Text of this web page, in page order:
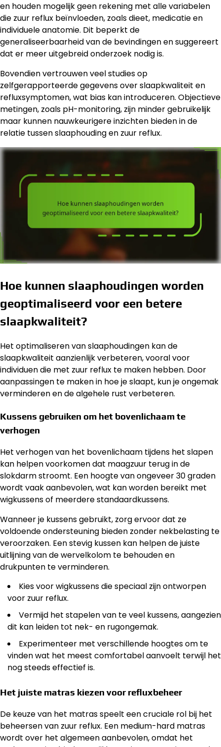
en houden mogelijk geen rekening met alle variabelen
die zuur reflux beïnvloeden, zoals dieet, medicatie en
individuele anatomie. Dit beperkt de
generaliseerbaarheid van de bevindingen en suggereert
dat er meer uitgebreid onderzoek nodig is.
Bovendien vertrouwen veel studies op
zelfgerapporteerde gegevens over slaapkwaliteit en
refluxsymptomen, wat bias kan introduceren. Objectieve
metingen, zoals pH-monitoring, zijn minder gebruikelijk
maar kunnen nauwkeurigere inzichten bieden in de
relatie tussen slaaphouding en zuur reflux.
Hoe kunnen slaaphoudingen worden
geoptimaliseerd voor een betere
slaapkwaliteit?
Het optimaliseren van slaaphoudingen kan de
slaapkwaliteit aanzienlijk verbeteren, vooral voor
individuen die met zuur reflux te maken hebben. Door
aanpassingen te maken in hoe je slaapt, kun je ongemak
verminderen en de algehele rust verbeteren.
Kussens gebruiken om het bovenlichaam te
verhogen
Het verhogen van het bovenlichaam tijdens het slapen
kan helpen voorkomen dat maagzuur terug in de
slokdarm stroomt. Een hoogte van ongeveer 30 graden
wordt vaak aanbevolen, wat kan worden bereikt met
wigkussens of meerdere standaardkussens.
Wanneer je kussens gebruikt, zorg ervoor dat ze
voldoende ondersteuning bieden zonder nekbelasting te
veroorzaken. Een stevig kussen kan helpen de juiste
uitlijning van de wervelkolom te behouden en
drukpunten te verminderen.
Kies voor wigkussens die speciaal zijn ontworpen
voor zuur reflux.
Vermijd het stapelen van te veel kussens, aangezien
dit kan leiden tot nek- en rugongemak.
Experimenteer met verschillende hoogtes om te
vinden wat het meest comfortabel aanvoelt terwijl het
nog steeds effectief is.
Het juiste matras kiezen voor refluxbeheer
De keuze van het matras speelt een cruciale rol bij het
beheersen van zuur reflux. Een medium-hard matras
wordt over het algemeen aanbevolen, omdat het